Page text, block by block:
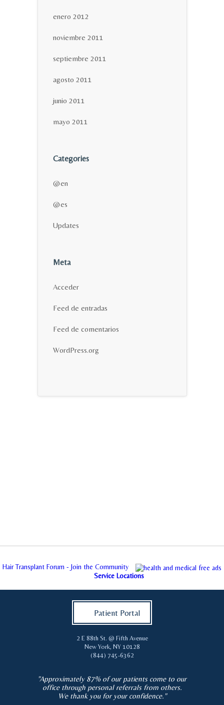
enero 2012
noviembre 2011
septiembre 2011
agosto 2011
junio 2011
mayo 2011
Categories
@en
@es
Updates
Meta
Acceder
Feed de entradas
Feed de comentarios
WordPress.org
Hair Transplant Forum - Join the Community
Service Locations
Patient Portal
2 E 88th St. @ Fifth Avenue
New York, NY 10128
(844) 745-6362
"Approximately 87% of our patients come to our
office through personal referrals from others.
We thank you for your confidence."